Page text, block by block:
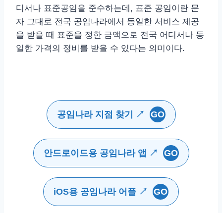
디서나 표준공임을 준수하는데, 표준 공임이란 문
자 그대로 전국 공임나라에서 동일한 서비스 제공
을 받을 때 표준을 정한 금액으로 전국 어디서나 동
일한 가격의 정비를 받을 수 있다는 의미이다.
공임나라 지점 찾기 ↗ GO
안드로이드용 공임나라 앱 ↗ GO
iOS용 공임나라 어플 ↗ GO